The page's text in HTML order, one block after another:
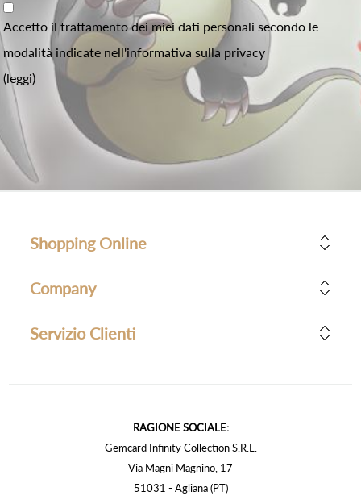
Accetto il trattamento dei miei dati personali secondo le
modalità indicate nell'informativa sulla privacy
(leggi)
Shopping Online
Company
Servizio Clienti
RAGIONE SOCIALE:
Gemcard Infinity Collection S.R.L.
Via Magni Magnino, 17
51031 - Agliana (PT)